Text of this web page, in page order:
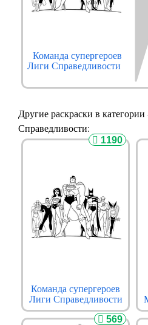
Команда супергероев
Лиги Справедливости
Другие раскраски в
Справедливости:
1190
Команда супергероев
Лиги Справедливости
569